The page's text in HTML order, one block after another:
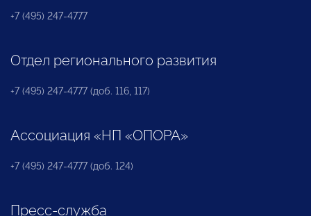
+7 (495) 247-4777
Отдел регионального развития
+7 (495) 247-4777 (доб. 116, 117)
Ассоциация «НП «ОПОРА»
+7 (495) 247-4777 (доб. 124)
Пресс-служба